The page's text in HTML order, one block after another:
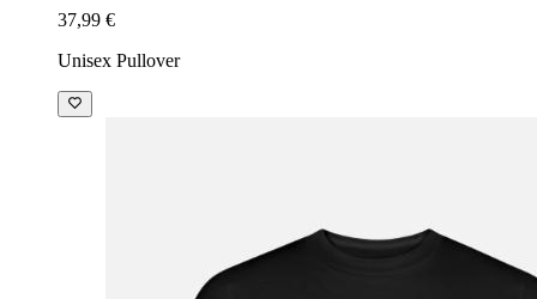
37,99 €
Unisex Pullover